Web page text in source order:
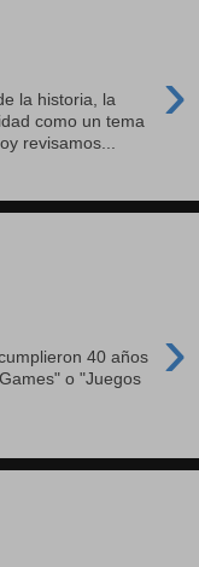
›
la historia, la
como un tema
revisamos...
›
40 años
o "Juegos